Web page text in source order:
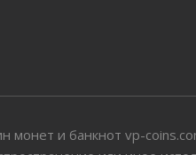
монет и банкнот vp-